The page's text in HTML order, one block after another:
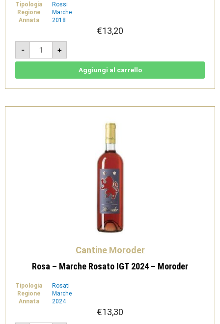
Tipologia
Rossi
Regione
Marche
Annata
2018
€13,20
-
Rosso
Conero
doc
Bio
Moroder
+
Aggiungi al carrello
Cantine Moroder
Rosa – Marche Rosato IGT 2024 – Moroder
Tipologia
Rosati
Regione
Marche
Annata
2024
€13,30